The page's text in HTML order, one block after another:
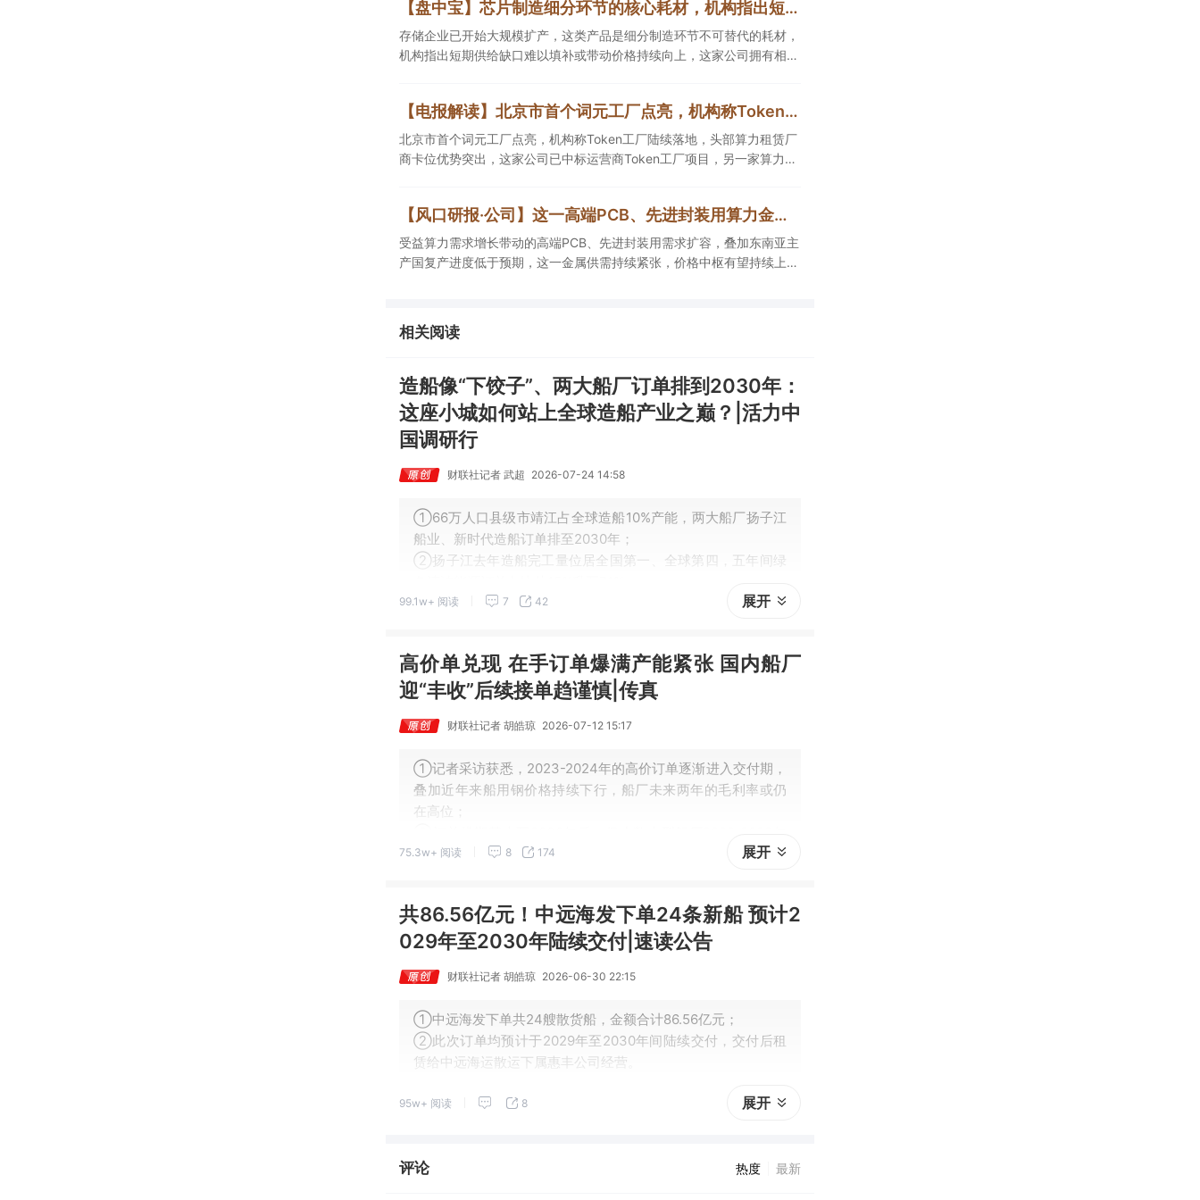
【盘中宝】芯片制造细分环节的核心耗材，机构指出短期供给缺口难以填补，或带动这类产品价格持续向上，这家公司拥有相关产能
存储企业已开始大规模扩产，这类产品是细分制造环节不可替代的耗材，
机构指出短期供给缺口难以填补或带动价格持续向上，这家公司拥有相关
【电报解读】北京市首个词元工厂点亮，机构称Token工厂陆续落地，头部算力租赁厂商卡位优势突出，这家公司已中标运营商Token工厂项目
北京市首个词元工厂点亮，机构称Token工厂陆续落地，头部算力租赁厂
商卡位优势突出，这家公司已中标运营商Token工厂项目，另一家算力租
【风口研报·公司】这一高端PCB、先进封装用算力金属需求持续扩容，公司产销量稳居全球第一，且量增计划稳步推进，有望充分受益价格上行
受益算力需求增长带动的高端PCB、先进封装用需求扩容，叠加东南亚主
产国复产进度低于预期，这一金属供需持续紧张，价格中枢有望持续上
价格上行。
相关阅读
造船像“下饺子”、两大船厂订单排到2030年：
这座小城如何站上全球造船产业之巅？|活力中
国调研行
财联社记者 武超 2026-07-24 14:58
①66万人口县级市靖江占全球造船10%产能，两大船厂扬子江
船业、新时代造船订单排至2030年；
②扬子江去年造船完工量位居全国第一、全球第四，五年间绿
③靖江依托黄金水道和沿江经济带、跨江融合，数十年间从木
99.1w+ 阅读 7 42 展开
高价单兑现 在手订单爆满产能紧张 国内船厂
迎“丰收”后续接单趋谨慎|传真
财联社记者 胡皓琼 2026-07-12 15:17
①记者采访获悉，2023-2024年的高价订单逐渐进入交付期，
叠加近年来船用钢价格持续下行，船厂未来两年的毛利率或仍
在高位；
期间有少量空档，以便接收高价订单；
75.3w+ 阅读 8 174 展开
共86.56亿元！中远海发下单24条新船 预计2
029年至2030年陆续交付|速读公告
财联社记者 胡皓琼 2026-06-30 22:15
①中远海发下单共24艘散货船，金额合计86.56亿元；
②此次订单均预计于2029年至2030年间陆续交付，交付后租
赁给中远海运散运下属惠丰公司经营。
95w+ 阅读 8 展开
评论 热度 最新